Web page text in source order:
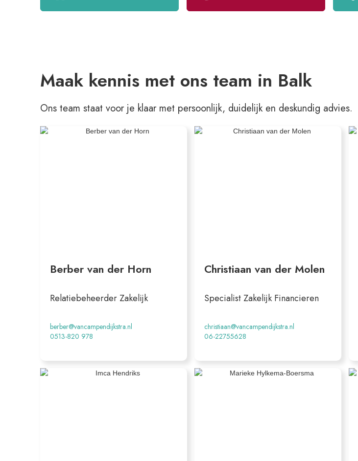
Maak kennis met ons team in Balk
Ons team staat voor je klaar met persoonlijk, duidelijk en deskundig advies.
Berber van der Horn
Relatiebeheerder Zakelijk
berber@vancampendijkstra.nl
0513-820 978
Christiaan van der Molen
Specialist Zakelijk Financieren
christiaan@vancampendijkstra.nl
06-22755628